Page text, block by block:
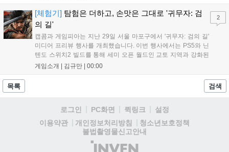
택에 따른 사무라이 액션을 구현하고자 했으며, 실제 검술 전문가
의 모션 캡처를 통해 리얼리티를 극대화했다. 세계관을 새롭게 재
구성한 이번 신작은 기존 시리즈와 설정은 다르지만, 특유의 통쾌
한 손맛과 다크 판타지 분위기를 충실히 담아내어 시리즈 팬과 신
규 이용자 모두에게 새로운 재미를 선사할 예정이다....
[체험기] 탐험은 더하고, 손맛은 그대로 '귀무자: 검
의 길'
캡콤과 게임피아는 지난 29일 서울 마포구에서 '귀무자: 검의 길'
미디어 프리뷰 행사를 개최했습니다. 이번 행사에서는 PS5와 닌
텐도 스위치2 빌드를 통해 세미 오픈 월드인 교토 지역과 강화된
액션 시스템을 공개했습니다. 주인공 미야모토 무사시가 오니를
가 특징입니다. 정식 출시를 앞두고 탄탄한 게임성을 선보여 기대
게임소개 | 김규만 00:00
2
목록 검색
로그인 PC화면 퀵링크
설정
이용약관
개인정보처리방침
청소년보호정책
불법촬영물신고안내
(주)